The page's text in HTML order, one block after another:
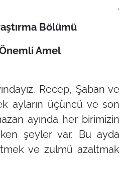
.
Bölümü
Önemli Amel
Recep, Şaban ve
ayların üçüncü ve son
ayında her birimizin
şeyler var. Bu ayda
ve zulmü azaltmak